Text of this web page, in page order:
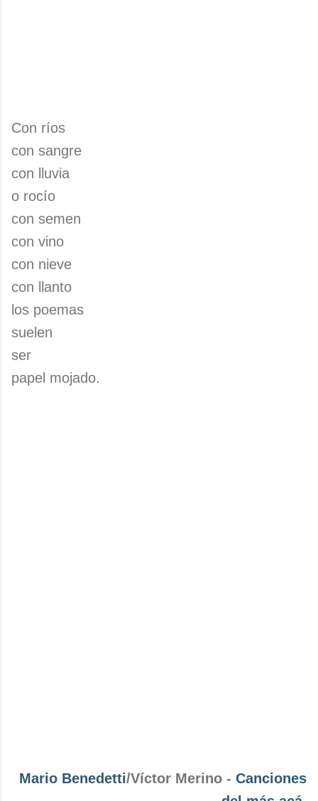
Con ríos
con sangre
con lluvia
o rocío
con semen
con vino
con nieve
con llanto
los poemas
suelen
ser
papel mojado.
Mario Benedetti/Víctor Merino - Canciones